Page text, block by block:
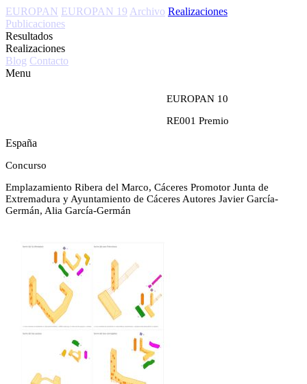
EUROPAN EUROPAN 19 Archivo Realizaciones
Publicaciones
Resultados
Realizaciones
Blog Contacto
Menu
EUROPAN 10
RE001 Premio
España
Concurso
Emplazamiento Ribera del Marco, Cáceres Promotor Junta de
Extremadura y Ayuntamiento de Cáceres Autores Javier García-
Germán, Alia García-Germán